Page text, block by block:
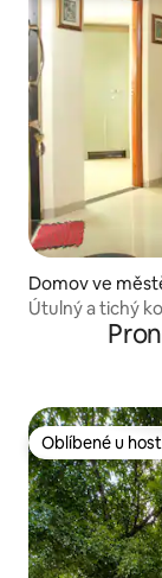
Domov ve
Útulný a tichý
Oblíbené u
Oblíbené u